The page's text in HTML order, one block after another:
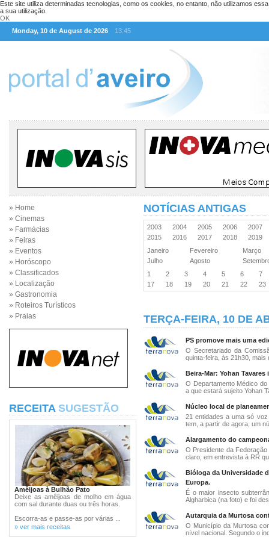
Este site utiliza determinadas tecnologias, como os cookies, no entanto, não utilizamos
a sua utilização.
OK
Monday, 10 de August de 2026
13:45
» Home
» Cinemas
» Farmácias
» Feiras
» Eventos
» Horóscopo
» Classificados
» Localização
» Gastronomia
» Roteiros Turísticos
» Praias
RECEITA SUGESTÃO
Amêijoas à Bulhão Pato
Deixe as amêijoas de molho em água
com sal durante duas ou três horas.
Escorra-as e passe-as por várias ...
» ver mais receitas
NOTÍCIAS ANTIGAS
2003 2004 2005 2006
2007
2015
2016 2017 2018
2019
Janeiro
Fevereiro
Março
Julho
Agosto
1
2 3 4 5 6
7
17
18 19 20 21 22 23
TERÇA-FEIRA, 10 DE
PS promove mais uma
O Secretariado da
quinta-feira, às 21h30, mais
Beira-Mar: Yohan
O Departamento Médico
a que estará sujeito Yohan
Núcleo local de
21 entidades a uma só
tem, a partir de agora, um
Alargamento do
O Presidente da
claro, em entrevista à RR
Bióloga da Universidade
Europa.
É o maior insecto
Algharbica (na foto) e foi
Autarquia da Murtosa
O Município da Murtosa
nível nacional. Segundo o